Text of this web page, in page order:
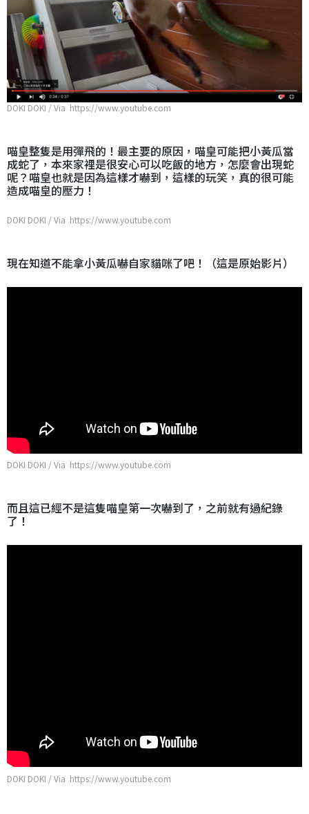
DOKI DOKI / Via https://www.youtube.com
喵皇整隻是用彈飛的！最主要的原因，喵皇可能把小黃瓜當
成蛇了，本來家裡是很安心可以吃飯的地方，怎麼會出現蛇
呢？喵皇也就是因為這樣才嚇到，這樣的玩笑，真的很可能
造成喵皇的壓力！
DOKI DOKI / Via https://www.youtube.com
現在知道不能拿小黃瓜嚇自家貓咪了吧！（這是原始影片）
DOKI DOKI / Via https://www.youtube.com
而且這已經不是這隻喵皇第一次嚇到了，之前就有過紀錄
了！
DOKI DOKI / Via https://www.youtube.com